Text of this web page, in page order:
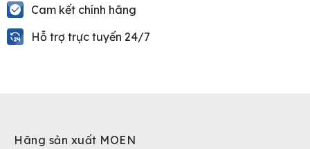
Cam kết chính hãng
Hỗ trợ trực tuyến 24/7
Hãng sản xuất MOEN